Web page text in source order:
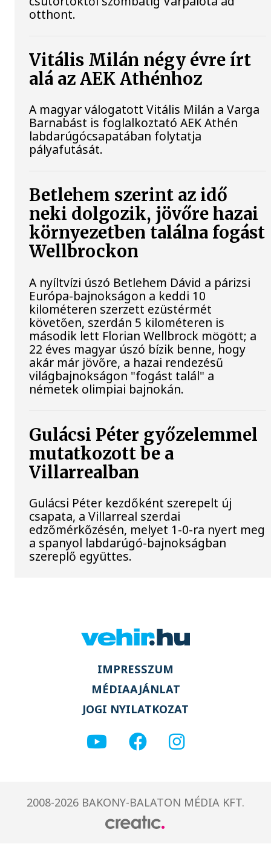
otthont.
Vitális Milán négy évre írt
alá az AEK Athénhoz
A magyar válogatott Vitális Milán a Varga
Barnabást is foglalkoztató AEK Athén
labdarúgócsapatában folytatja
pályafutását.
Betlehem szerint az idő
neki dolgozik, jövőre hazai
környezetben találna fogást
Wellbrockon
A nyíltvízi úszó Betlehem Dávid a párizsi
Európa-bajnokságon a keddi 10
kilométeren szerzett ezüstérmét
követően, szerdán 5 kilométeren is
második lett Florian Wellbrock mögött; a
22 éves magyar úszó bízik benne, hogy
akár már jövőre, a hazai rendezésű
világbajnokságon "fogást talál" a
németek olimpiai bajnokán.
Gulácsi Péter győzelemmel
mutatkozott be a
Villarrealban
Gulácsi Péter kezdőként szerepelt új
csapata, a Villarreal szerdai
edzőmérkőzésén, melyet 1-0-ra nyert meg
a spanyol labdarúgó-bajnokságban
szereplő együttes.
IMPRESSZUM
MÉDIAAJÁNLAT
JOGI NYILATKOZAT
2008-2026 BAKONY-BALATON MÉDIA KFT.